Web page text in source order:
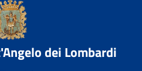
dei Lombardi